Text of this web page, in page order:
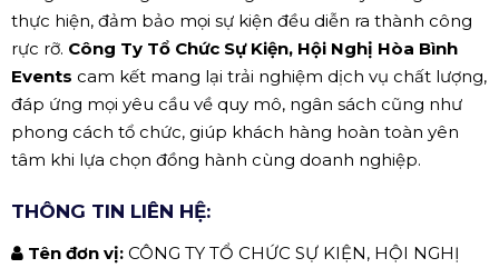
thực hiện, đảm bảo mọi sự kiện đều diễn ra thành công
rực rỡ. Công Ty Tổ Chức Sự Kiện, Hội Nghị Hòa Bình
Events cam kết mang lại trải nghiệm dịch vụ chất lượng,
đáp ứng mọi yêu cầu về quy mô, ngân sách cũng như
phong cách tổ chức, giúp khách hàng hoàn toàn yên
tâm khi lựa chọn đồng hành cùng doanh nghiệp.
THÔNG TIN LIÊN HỆ:
Tên đơn vị: CÔNG TY TỔ CHỨC SỰ KIỆN, HỘI NGHỊ